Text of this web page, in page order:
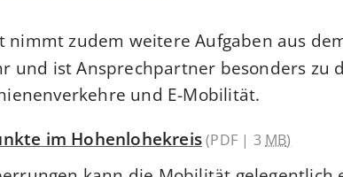
nimmt zudem weitere Aufgaben aus
und ist Ansprechpartner besonders zu
und E-Mobilität.
im Hohenlohekreis(PDF | 3 MB)